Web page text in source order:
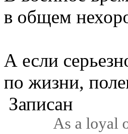
в общем
А если
по жизни,
Записан
As a loyal